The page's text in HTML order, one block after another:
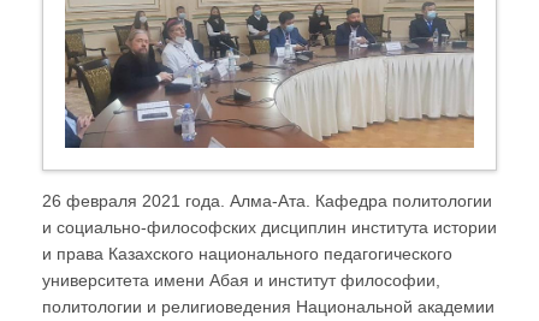
26 февраля 2021 года. Алма-Ата. Кафедра политологии
и социально-философских дисциплин института истории
и права Казахского национального педагогического
университета имени Абая и институт философии,
политологии и религиоведения Национальной академии